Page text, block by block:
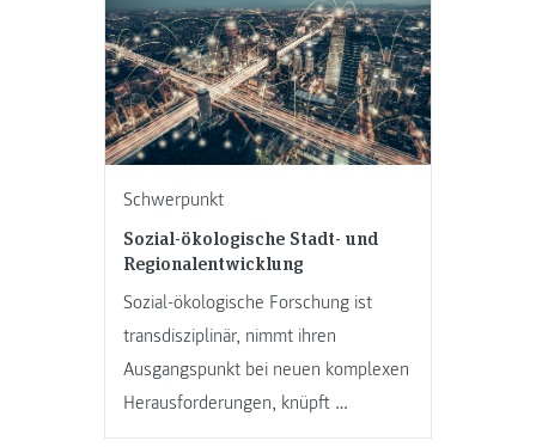
Schwerpunkt
Sozial-ökologische Stadt- und
Regionalentwicklung
Sozial-ökologische Forschung ist
transdisziplinär, nimmt ihren
Ausgangspunkt bei neuen komplexen
Herausforderungen, knüpft …